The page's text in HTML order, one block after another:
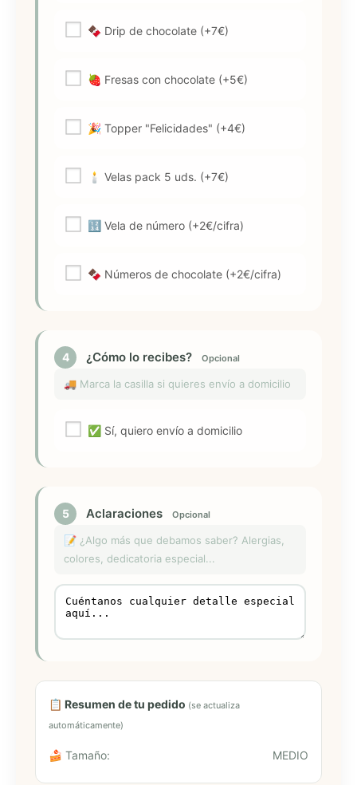
🍫 Drip de chocolate (+7€)
🍓 Fresas con chocolate (+5€)
🎉 Topper "Felicidades" (+4€)
🕯️ Velas pack 5 uds. (+7€)
🔢 Vela de número (+2€/cifra)
🍫 Números de chocolate (+2€/cifra)
4 ¿Cómo lo recibes? Opcional
🚚 Marca la casilla si quieres envío a domicilio
✅ Sí, quiero envío a domicilio
5 Aclaraciones Opcional
📝 ¿Algo más que debamos saber? Alergias,
colores, dedicatoria especial...
📋 Resumen de tu pedido (se actualiza
automáticamente)
🍰 Tamaño: MEDIO